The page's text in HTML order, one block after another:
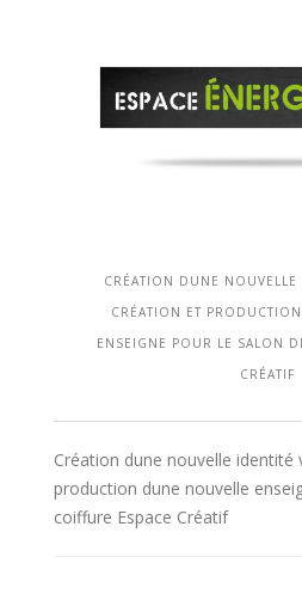
CRÉATION DUNE NOUVELLE
CRÉATION ET
ENSEIGNE POUR LE SALON
CRÉATIF
Création dune nouvelle identité
production dune nouvelle
coiffure Espace Créatif